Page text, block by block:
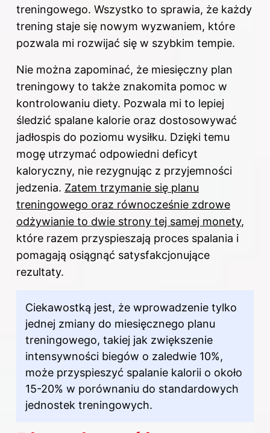
treningowego. Wszystko to sprawia, że każdy
trening staje się nowym wyzwaniem, które
pozwala mi rozwijać się w szybkim tempie.
Nie można zapominać, że miesięczny plan
treningowy to także znakomita pomoc w
kontrolowaniu diety. Pozwala mi to lepiej
śledzić spalane kalorie oraz dostosowywać
jadłospis do poziomu wysiłku. Dzięki temu
mogę utrzymać odpowiedni deficyt
kaloryczny, nie rezygnując z przyjemności
jedzenia. Zatem trzymanie się planu
treningowego oraz równocześnie zdrowe
odżywianie to dwie strony tej samej monety,
które razem przyspieszają proces spalania i
pomagają osiągnąć satysfakcjonujące
rezultaty.
Ciekawostką jest, że wprowadzenie tylko
jednej zmiany do miesięcznego planu
treningowego, takiej jak zwiększenie
intensywności biegów o zaledwie 10%,
może przyspieszyć spalanie kalorii o około
15-20% w porównaniu do standardowych
jednostek treningowych.